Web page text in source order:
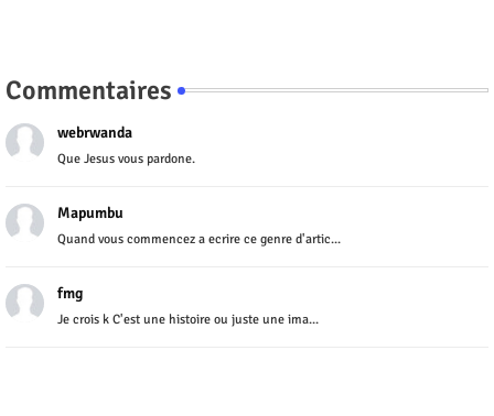
Commentaires
webrwanda
Que Jesus vous pardone.
Mapumbu
Quand vous commencez a ecrire ce genre d'artic...
fmg
Je crois k C'est une histoire ou juste une ima...